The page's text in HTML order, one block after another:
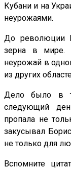
Кубани и на
неурожаями.
До революции
зерна в мире.
неурожай в
из других
Дело было в
следующий
пропала не
закусывал
не только для
Вспомните